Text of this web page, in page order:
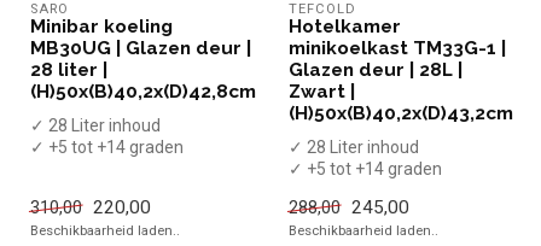
SARO
Minibar koeling
MB30UG | Glazen deur |
28 liter |
(H)50x(B)40,2x(D)42,8cm
✓ 28 Liter inhoud
✓ +5 tot +14 graden
4...
310,00 220,00
Beschikbaarheid laden..
TEFCOLD
Hotelkamer
minikoelkast TM33G-1 |
Glazen deur | 28L |
Zwart |
(H)50x(B)40,2x(D)43,2cm
✓ 28 Liter inhoud
✓ +5 tot +14 graden
✓ Breedte 40,2 cm, diepte
4...
288,00 245,00
Beschikbaarheid laden..